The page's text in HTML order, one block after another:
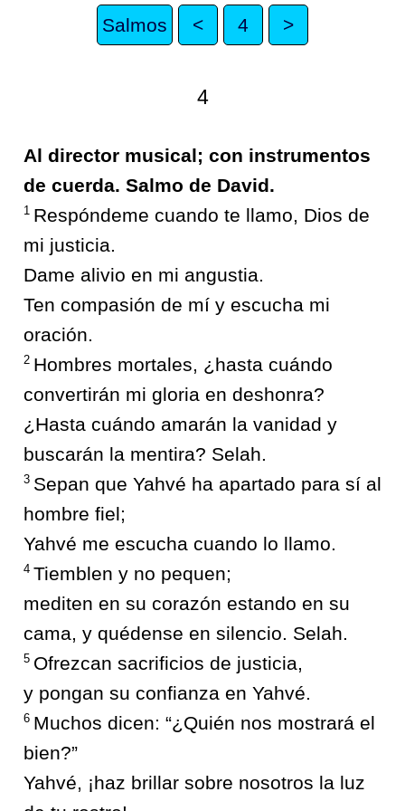
Salmos < 4 >
4
Al director musical; con instrumentos
de cuerda. Salmo de David.
1 Respóndeme cuando te llamo, Dios de
mi justicia.
Dame alivio en mi angustia.
Ten compasión de mí y escucha mi
oración.
2 Hombres mortales, ¿hasta cuándo
convertirán mi gloria en deshonra?
¿Hasta cuándo amarán la vanidad y
buscarán la mentira? Selah.
3 Sepan que Yahvé ha apartado para sí al
hombre fiel;
Yahvé me escucha cuando lo llamo.
4 Tiemblen y no pequen;
mediten en su corazón estando en su
cama, y quédense en silencio. Selah.
5 Ofrezcan sacrificios de justicia,
y pongan su confianza en Yahvé.
6 Muchos dicen: “¿Quién nos mostrará el
bien?”
Yahvé, ¡haz brillar sobre nosotros la luz